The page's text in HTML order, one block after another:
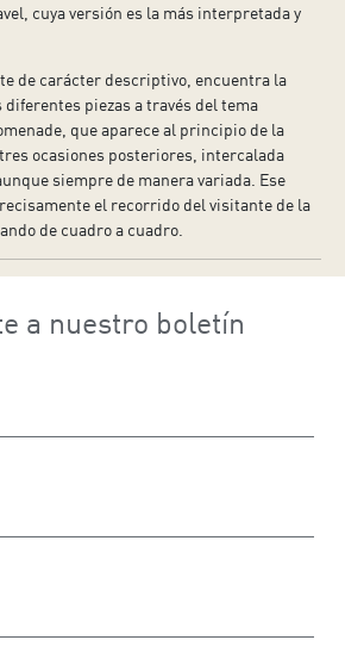
cuya versión es la más interpretada y
de carácter descriptivo, encuentra la
piezas a través del tema
que aparece al principio de la
ocasiones posteriores, intercalada
siempre de manera variada. Ese
el recorrido del visitante de la
de cuadro a cuadro.
a nuestro boletín